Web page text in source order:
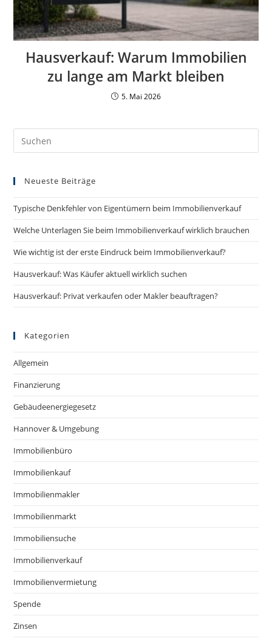
Hausverkauf: Warum Immobilien
zu lange am Markt bleiben
5. Mai 2026
Neueste Beiträge
Typische Denkfehler von Eigentümern beim Immobilienverkauf
Welche Unterlagen Sie beim Immobilienverkauf wirklich brauchen
Wie wichtig ist der erste Eindruck beim Immobilienverkauf?
Hausverkauf: Was Käufer aktuell wirklich suchen
Hausverkauf: Privat verkaufen oder Makler beauftragen?
Kategorien
Allgemein
Finanzierung
Gebäudeenergiegesetz
Hannover & Umgebung
Immobilienbüro
Immobilienkauf
Immobilienmakler
Immobilienmarkt
Immobiliensuche
Immobilienverkauf
Immobilienvermietung
Spende
Zinsen